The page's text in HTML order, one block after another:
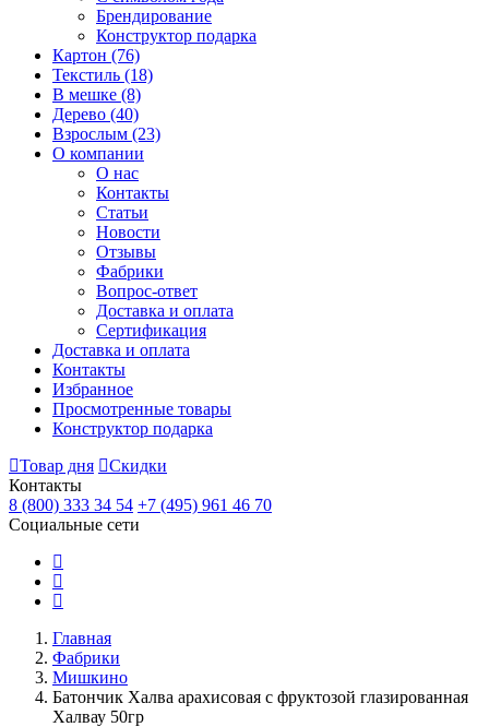
Брендирование
Конструктор подарка
Картон (76)
Текстиль (18)
В мешке (8)
Дерево (40)
Взрослым (23)
О компании
О нас
Контакты
Статьи
Новости
Отзывы
Фабрики
Вопрос-ответ
Доставка и оплата
Сертификация
Доставка и оплата
Контакты
Избранное
Просмотренные товары
Конструктор подарка
Товар дня
Скидки
Контакты
8 (800) 333 34 54 +7 (495) 961 46 70
Социальные сети
Главная
Фабрики
Мишкино
Батончик Халва арахисовая с фруктозой глазированная
Халвау 50гр